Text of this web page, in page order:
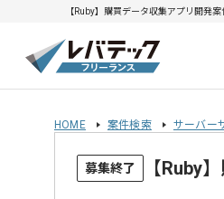
【Ruby】購買データ収集アプリ開発
HOME 案件検索 サーバー
募集終了 【Ruby